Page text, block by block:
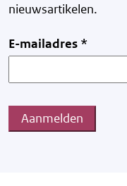
nieuwsartikelen.
E-mailadres *
Aanmelden